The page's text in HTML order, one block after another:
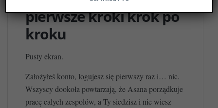
pierwsze kroki krok po
kroku
Pusty ekran.
Założyłeś konto, logujesz się pierwszy raz i… nic.
Wszyscy dookoła powtarzają, że Asana porządkuje
pracę całych zespołów, a Ty siedzisz i nie wiesz